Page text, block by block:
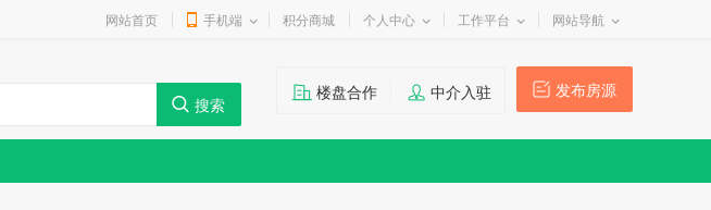
网站首页 手机端 积分商城 个人中心 工作平台 网站导航
发布房源
楼盘合作 中介入驻